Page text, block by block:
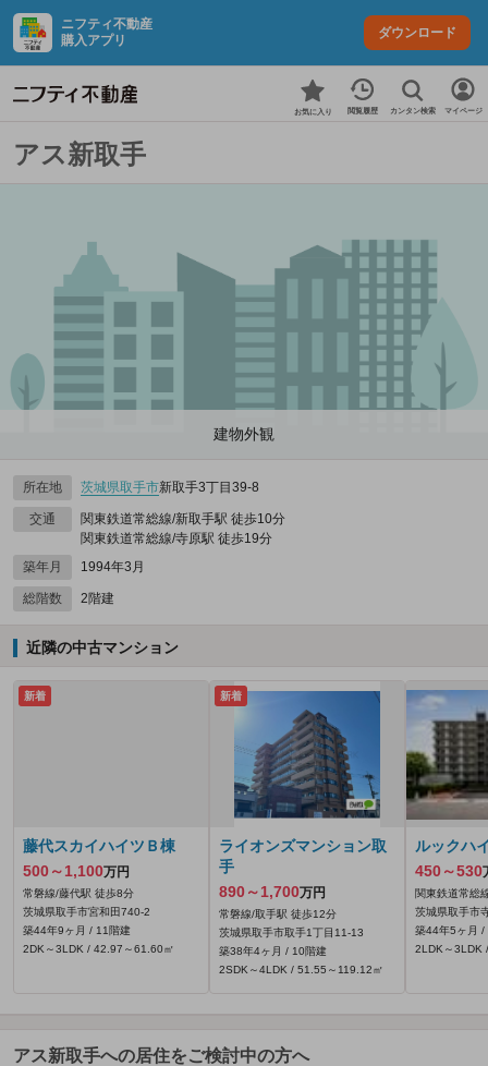
ニフティ不動産
購入アプリ
ダウンロード
お気に入り 閲覧履歴 カンタン検索 マイページ
アス新取手
建物外観
所在地 茨城県取手市新取手3丁目39-8
交通
関東鉄道常総線/新取手駅 徒歩10分
関東鉄道常総線/寺原駅 徒歩19分
築年月
1994年3月
総階数 2階建
近隣の中古マンション
新着
藤代スカイハイツＢ棟
500～1,100万円
常磐線/藤代駅 徒歩8分
茨城県取手市宮和田740‐2
築44年9ヶ月 / 11階建
2DK～3LDK / 42.97～61.60㎡
新着
ライオンズマンション取
手
890～1,700万円
常磐線/取手駅 徒歩12分
茨城県取手市取手1丁目11-13
築38年4ヶ月 / 10階建
2SDK～4LDK / 51.55～119.12㎡
ルックハ
450～530
関東鉄道常総
茨城県取手市
築44年5ヶ月 /
2LDK～3LDK
アス新取手への居住をご検討中の方へ